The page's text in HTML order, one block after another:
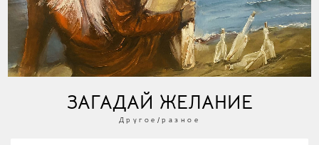
ЗАГАДАЙ ЖЕЛАНИЕ
Другое/разное